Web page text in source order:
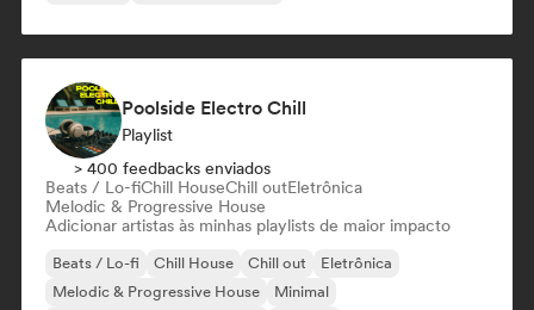
Poolside Electro Chill
Playlist
> 400 feedbacks enviados
Beats / Lo-fiChill HouseChill outEletrônica
Melodic & Progressive House
Adicionar artistas às minhas playlists de maior impacto
Beats / Lo-fi Chill House Chill out
Eletrônica
Melodic & Progressive House
Minimal